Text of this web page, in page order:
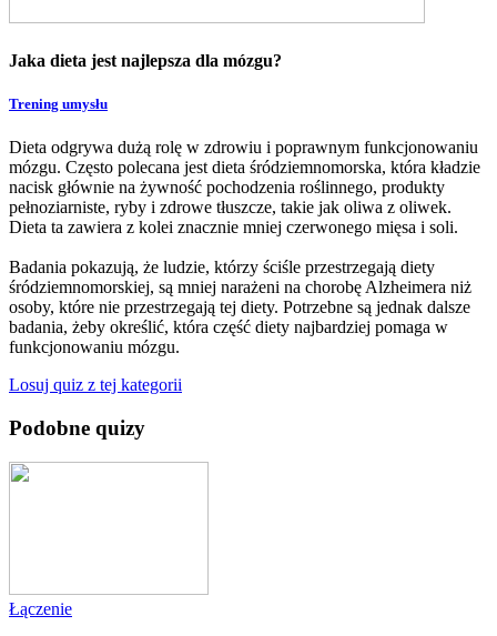
Jaka dieta jest najlepsza dla mózgu?
Trening umysłu
Dieta odgrywa dużą rolę w zdrowiu i poprawnym funkcjonowaniu
mózgu. Często polecana jest dieta śródziemnomorska, która kładzie
nacisk głównie na żywność pochodzenia roślinnego, produkty
pełnoziarniste, ryby i zdrowe tłuszcze, takie jak oliwa z oliwek.
Dieta ta zawiera z kolei znacznie mniej czerwonego mięsa i soli.
Badania pokazują, że ludzie, którzy ściśle przestrzegają diety
śródziemnomorskiej, są mniej narażeni na chorobę Alzheimera niż
osoby, które nie przestrzegają tej diety. Potrzebne są jednak dalsze
badania, żeby określić, która część diety najbardziej pomaga w
funkcjonowaniu mózgu.
Losuj quiz z tej kategorii
Podobne quizy
Łączenie